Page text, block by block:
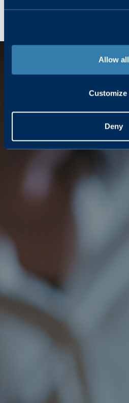
Allow all
Customize
Deny